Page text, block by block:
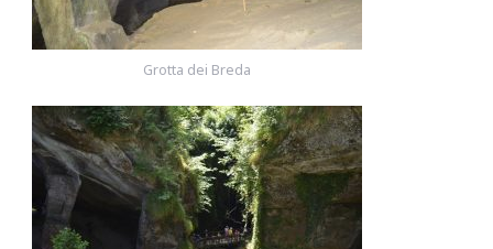
Grotta dei Breda